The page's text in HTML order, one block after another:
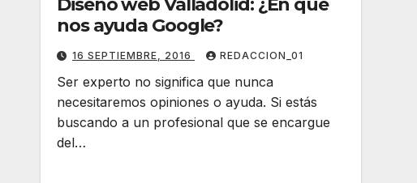
Diseño web Valladolid: ¿En qué
nos ayuda Google?
16 SEPTIEMBRE, 2016 REDACCION_01
Ser experto no significa que nunca
necesitaremos opiniones o ayuda. Si estás
buscando a un profesional que se encargue
del…